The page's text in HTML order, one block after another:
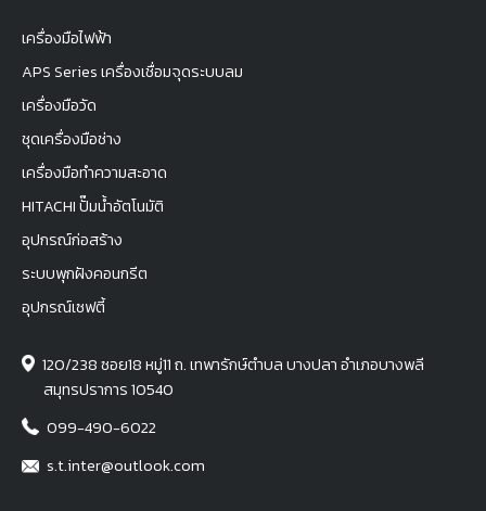
เครื่องมือไฟฟ้า
APS Series เครื่องเชื่อมจุดระบบลม
เครื่องมือวัด
ชุดเครื่องมือช่าง
เครื่องมือทำความสะอาด
HITACHI ปั๊มน้ำอัตโนมัติ
อุปกรณ์ก่อสร้าง
ระบบพุกฝังคอนกรีต
อุปกรณ์เซฟตี้
120/238 ซอย18 หมู่11 ถ. เทพารักษ์ตำบล บางปลา อำเภอบางพลี
สมุทรปราการ 10540
099-490-6022
s.t.inter@outlook.com